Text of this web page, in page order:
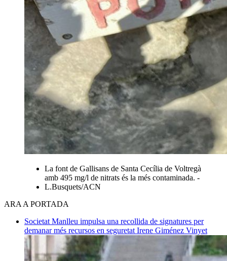
La font de Gallisans de Santa Cecília de Voltregà
amb 495 mg/l de nitrats és la més contaminada. -
L.Busquets/ACN
ARA A PORTADA
Societat Manlleu impulsa una recollida de signatures per
demanar més recursos en seguretat Irene Giménez Vinyet